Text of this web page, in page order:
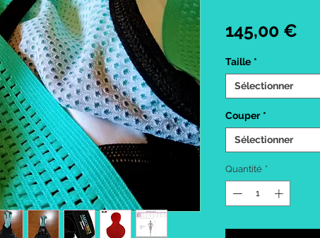
145,00 €
Taille *
Sélectionner
Couper *
Sélectionner
Quantité *